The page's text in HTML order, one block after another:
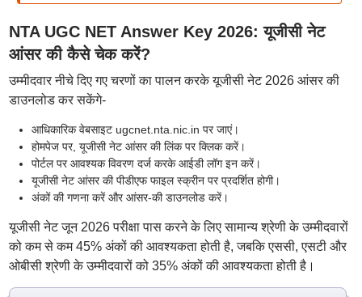
NTA UGC NET Answer Key 2026: यूजीसी नेट
आंसर की कैसे चेक करें?
उम्मीदवार नीचे दिए गए चरणों का पालन करके यूजीसी नेट 2026 आंसर की
डाउनलोड कर सकेंगे-
आधिकारिक वेबसाइट ugcnet.nta.nic.in पर जाएं।
होमपेज पर, यूजीसी नेट आंसर की लिंक पर क्लिक करें।
पोर्टल पर आवश्यक विवरण दर्ज करके आईडी लॉग इन करें।
यूजीसी नेट आंसर की पीडीएफ फाइल स्क्रीन पर प्रदर्शित होगी।
अंकों की गणना करें और आंसर-की डाउनलोड करें।
यूजीसी नेट जून 2026 परीक्षा पास करने के लिए सामान्य श्रेणी के उम्मीदवारों
को कम से कम 45% अंकों की आवश्यकता होती है, जबकि एससी, एसटी और
ओबीसी श्रेणी के उम्मीदवारों को 35% अंकों की आवश्यकता होती है।